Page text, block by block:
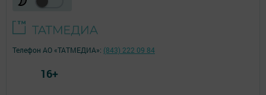
Телефон АО «ТАТМЕДИА»: (843) 222 09 84
16+